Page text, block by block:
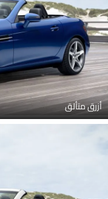
أزرق متألق